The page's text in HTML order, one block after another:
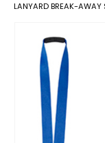
LANYARD BREAK-AWAY